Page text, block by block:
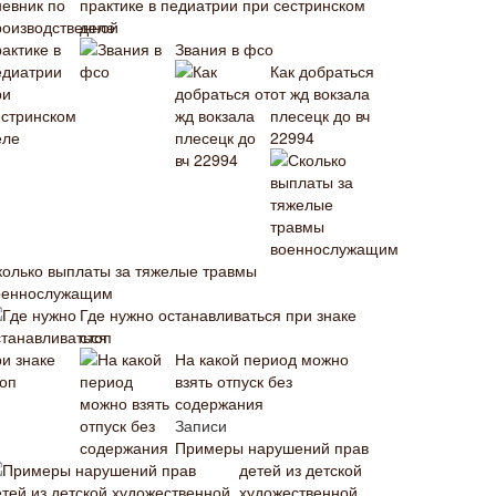
практике в педиатрии при сестринском
деле
Звания в фсо
Как добраться
от жд вокзала
плесецк до вч
22994
выплаты за тяжелые травмы
Где нужно останавливаться при знаке
стоп
На какой период можно
взять отпуск без
содержания
Записи
Примеры нарушений прав
детей из детской
художественной